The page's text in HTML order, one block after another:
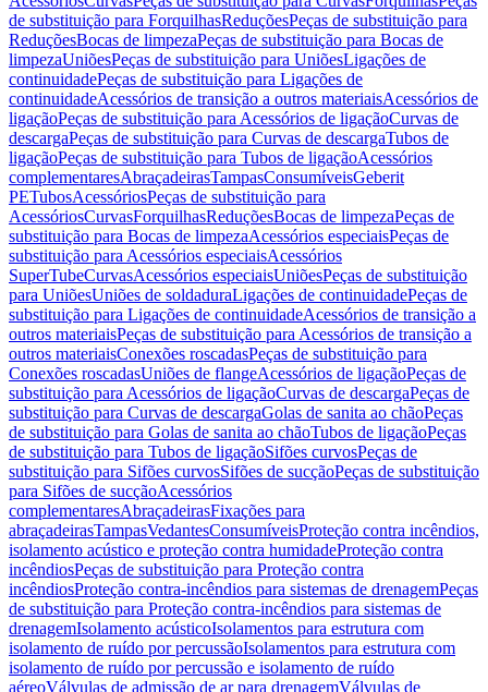
de substituição para ForquilhasReduçõesPeças de substituição para
ReduçõesBocas de limpezaPeças de substituição para Bocas de
limpezaUniõesPeças de substituição para UniõesLigações de
continuidadePeças de substituição para Ligações de
continuidadeAcessórios de transição a outros materiaisAcessórios de
ligaçãoPeças de substituição para Acessórios de ligaçãoCurvas de
descargaPeças de substituição para Curvas de descargaTubos de
ligaçãoPeças de substituição para Tubos de ligaçãoAcessórios
complementaresAbraçadeirasTampasConsumíveisGeberit
PETubosAcessóriosPeças de substituição para
AcessóriosCurvasForquilhasReduçõesBocas de limpezaPeças de
substituição para Bocas de limpezaAcessórios especiaisPeças de
substituição para Acessórios especiaisAcessórios
SuperTubeCurvasAcessórios especiaisUniõesPeças de substituição
para UniõesUniões de soldaduraLigações de continuidadePeças de
substituição para Ligações de continuidadeAcessórios de transição a
outros materiaisPeças de substituição para Acessórios de transição a
outros materiaisConexões roscadasPeças de substituição para
Conexões roscadasUniões de flangeAcessórios de ligaçãoPeças de
substituição para Acessórios de ligaçãoCurvas de descargaPeças de
substituição para Curvas de descargaGolas de sanita ao chãoPeças
de substituição para Golas de sanita ao chãoTubos de ligaçãoPeças
de substituição para Tubos de ligaçãoSifões curvosPeças de
substituição para Sifões curvosSifões de sucçãoPeças de substituição
para Sifões de sucçãoAcessórios
complementaresAbraçadeirasFixações para
abraçadeirasTampasVedantesConsumíveisProteção contra incêndios,
isolamento acústico e proteção contra humidadeProteção contra
incêndiosPeças de substituição para Proteção contra
incêndiosProteção contra-incêndios para sistemas de drenagemPeças
de substituição para Proteção contra-incêndios para sistemas de
drenagemIsolamento acústicoIsolamentos para estrutura com
isolamento de ruído por percussãoIsolamentos para estrutura com
isolamento de ruído por percussão e isolamento de ruído
aéreoVálvulas de admissão de ar para drenagemVálvulas de